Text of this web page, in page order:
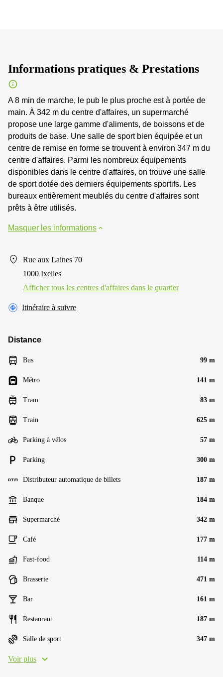
Informations pratiques & Prestations
A 8 min de marche, le pub le plus proche est à portée de
main. À 342 m du centre d'affaires, un supermarché
propose une large gamme d'aliments, de boissons et de
produits de base. Une salle de sport bien équipée et un
centre de remise en forme se trouvent à environ 347 m du
centre d'affaires. Parmi les nombreux équipements
disponibles dans le centre d'affaires, on trouve une salle
de sport dotée des derniers équipements sportifs. Les
bureaux entièrement meublés du centre d'affaires sont
prêts à être utilisés.
Masquer les informations
Rue aux Laines 70
1000 Ixelles
Afficher tous les centres d'affaires dans le quartier
Itinéraire à suivre
Distance
Bus 99 m
Métro 141 m
Tram 83 m
Train 625 m
Parking à vélos 57 m
Parking 300 m
Distributeur automatique de billets 187 m
Banque 184 m
Supermarché 342 m
Café 177 m
Fast-food 114 m
Brasserie 471 m
Bar 161 m
Restaurant 187 m
Salle de sport 347 m
Voir plus